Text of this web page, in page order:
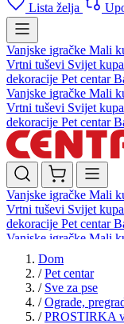
Lista želja
Vanjske igračke Mali
Vrtni tuševi Svijet
dekoracije Pet centar
Vanjske igračke Mali
Vrtni tuševi Svijet
dekoracije Pet centar
Vanjske igračke Mali
Vrtni tuševi Svijet
dekoracije Pet centar
Vanjske igračke Mali
Vrtni tuševi
dekoracijePet centar
Dom
/ Pet centar
/ Sve za pse
/ Ograde,
/ PROSTIRKA